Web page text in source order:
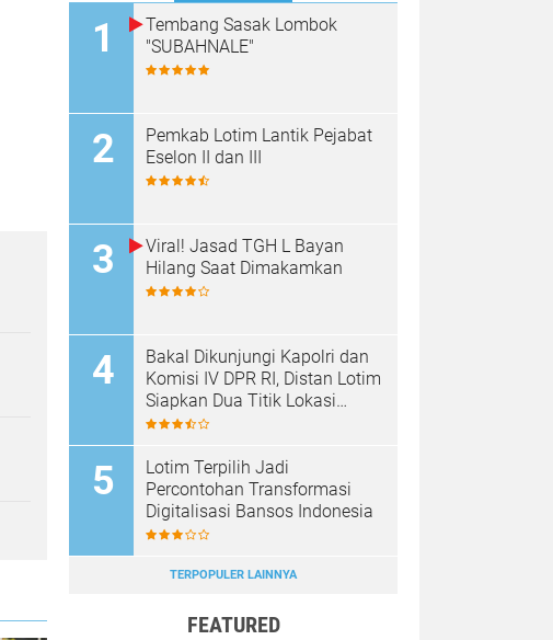
Tembang Sasak Lombok
"SUBAHNALE"
Pemkab Lotim Lantik Pejabat
Eselon II dan III
Viral! Jasad TGH L Bayan
Hilang Saat Dimakamkan
Bakal Dikunjungi Kapolri dan
Komisi IV DPR RI, Distan Lotim
Siapkan Dua Titik Lokasi
Panen Raya Bawang Putih
Lotim Terpilih Jadi
Percontohan Transformasi
Digitalisasi Bansos Indonesia
TERPOPULER LAINNYA
FEATURED